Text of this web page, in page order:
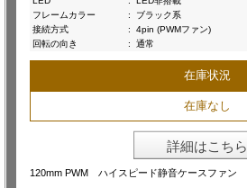
フレームカラー
:
ブラック系
接続方式
:
4pin (PWMファン)
回転の向き
: 通常
在庫状況
在庫なし
詳細はこちら
120mm PWM ハイスピード静音ケースファン